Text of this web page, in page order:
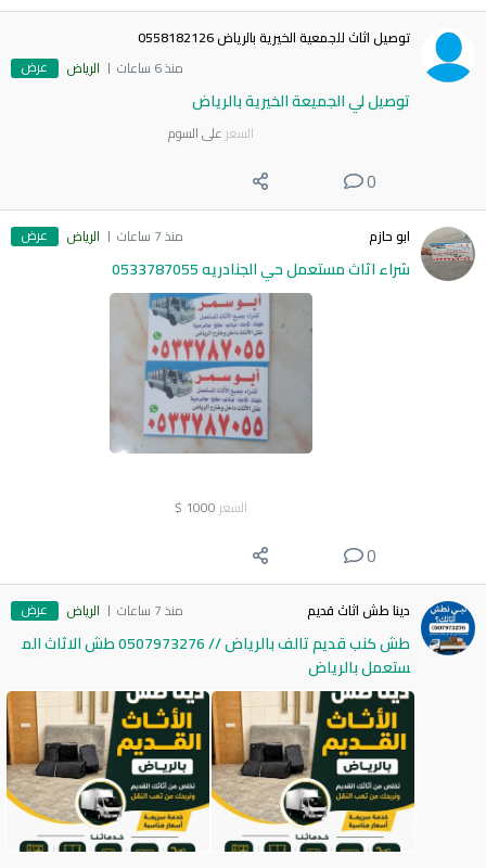
توصيل اثاث للجمعية الخيرية بالرياض 0558182126
منذ 6 ساعات
الرياض عرض
توصيل لي الجميعة الخيرية بالرياض
السعر على السوم
0
ابو حازم منذ 7 ساعات الرياض عرض
شراء اثاث مستعمل حي الجنادريه 0533787055
السعر 1000
$
0
دينا طش اثاث قديم منذ 7 ساعات الرياض عرض
طش كنب قديم تالف بالرياض // 0507973276 طش الاثاث الم
ستعمل بالرياض